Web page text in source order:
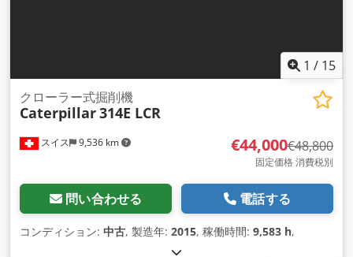
1 / 15
スイス 9,536 km
クローラー式掘削機
Caterpillar314E LCR
€44,000€48,800
固定価格 消費税別
問い合わせる 電話する
コンディション: 中古, 製造年: 2015, 稼働時間: 9,583 h,